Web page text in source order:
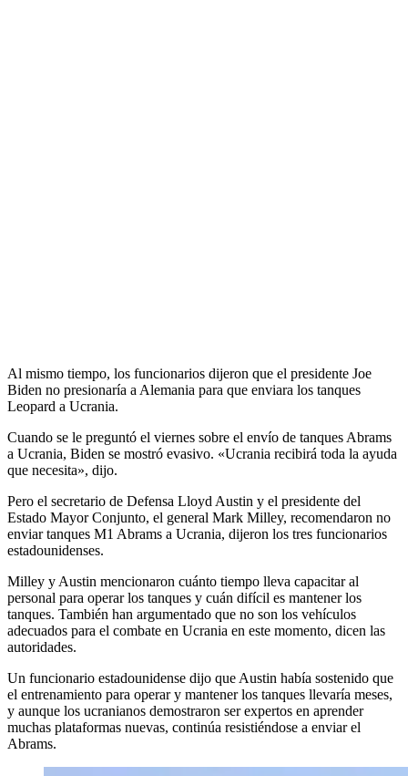
Al mismo tiempo, los funcionarios dijeron que el presidente Joe
Biden no presionaría a Alemania para que enviara los tanques
Leopard a Ucrania.
Cuando se le preguntó el viernes sobre el envío de tanques Abrams
a Ucrania, Biden se mostró evasivo. «Ucrania recibirá toda la ayuda
que necesita», dijo.
Pero el secretario de Defensa Lloyd Austin y el presidente del
Estado Mayor Conjunto, el general Mark Milley, recomendaron no
enviar tanques M1 Abrams a Ucrania, dijeron los tres funcionarios
estadounidenses.
Milley y Austin mencionaron cuánto tiempo lleva capacitar al
personal para operar los tanques y cuán difícil es mantener los
tanques. También han argumentado que no son los vehículos
adecuados para el combate en Ucrania en este momento, dicen las
autoridades.
Un funcionario estadounidense dijo que Austin había sostenido que
el entrenamiento para operar y mantener los tanques llevaría meses,
y aunque los ucranianos demostraron ser expertos en aprender
muchas plataformas nuevas, continúa resistiéndose a enviar el
Abrams.